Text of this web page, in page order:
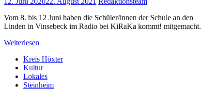
Vom 8. bis 12 Juni haben die Schüler/innen der Schule an den
Linden in Vinsebeck im Radio bei KiRaKa kommt! mitgemacht.
Weiterlesen
Kreis Höxter
Kultur
Lokales
Steinheim